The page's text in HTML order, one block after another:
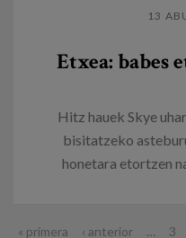
13
Etxea: babes
Hitz hauek Skye
bisitatzeko
honetara etortzen
« primera ‹ anterior … 3